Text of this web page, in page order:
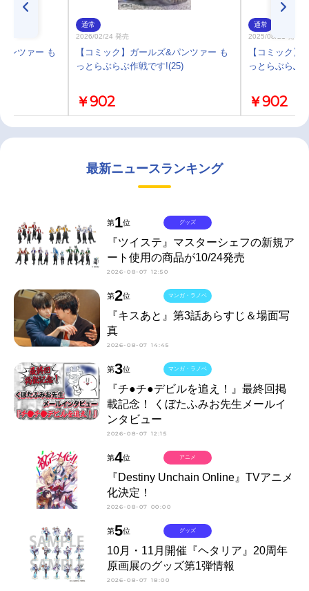
ンツァー も
通常
2026/02/24 発売
【コミック】ガールズ&パンツァー も
っとらぶらぶ作戦です!(25)
￥902
通常
2025/08/21 発売
【コミック】
っとらぶらぶ
￥902
最新ニュースランキング
第1位
『ツイステ』マスターシェフの新規ア
ート使用の商品が10/24発売
2026-08-07 12:50
グッズ
第2位
『キスあと』第3話あらすじ＆場面写
真
2026-08-07 14:45
マンガ・ラノベ
第3位
『チ●チ●デビルを追え！』最終回掲
載記念！ くぼたふみお先生メールイ
ンタビュー
2026-08-07 12:15
マンガ・ラノベ
第4位
『Destiny Unchain Online』TVアニメ
化決定！
2026-08-07 00:00
アニメ
第5位
10月・11月開催『ヘタリア』20周年
原画展のグッズ第1弾情報
2026-08-07 18:00
グッズ